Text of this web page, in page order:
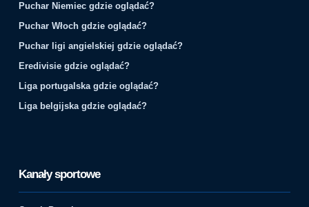
Puchar Niemiec gdzie oglądać?
Puchar Włoch gdzie oglądać?
Puchar ligi angielskiej gdzie oglądać?
Eredivisie gdzie oglądać?
Liga portugalska gdzie oglądać?
Liga belgijska gdzie oglądać?
Kanały sportowe